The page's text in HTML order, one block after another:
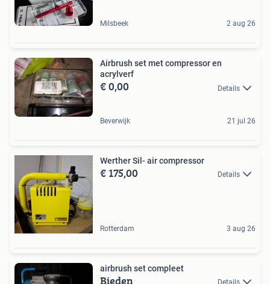
Milsbeek 2 aug 26
Airbrush set met compressor en
acrylverf
€ 0,00 Details
Beverwijk 21 jul 26
Werther Sil- air compressor
€ 175,00 Details
Rotterdam 3 aug 26
airbrush set compleet
Bieden Details